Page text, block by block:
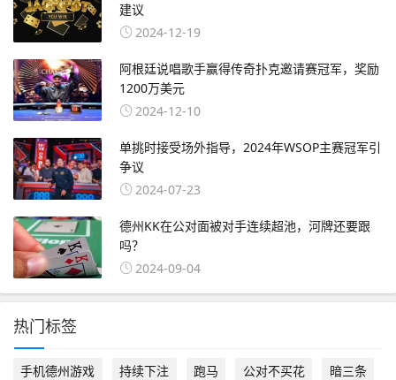
建议
2024-12-19
阿根廷说唱歌手赢得传奇扑克邀请赛冠军，奖励
1200万美元
2024-12-10
单挑时接受场外指导，2024年WSOP主赛冠军引
争议
2024-07-23
德州KK在公对面被对手连续超池，河牌还要跟
吗？
2024-09-04
热门标签
手机德州游戏 持续下注 跑马 公对不买花 暗三条